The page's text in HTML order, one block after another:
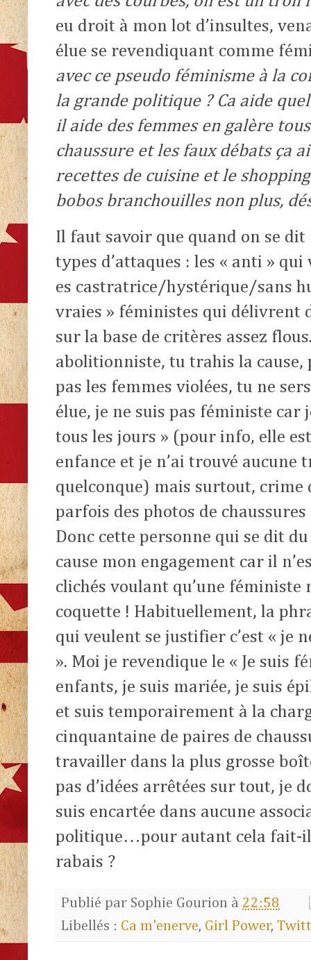
eu droit à mon lot d’insultes,
élue se revendiquant comme
avec ce pseudo féminisme à la
la grande politique ? Ca aide
il aide des femmes en galère
chaussure et les faux débats ça
recettes de cuisine et le
bobos branchouilles non plus,
Il faut savoir que quand on se
types d’attaques : les « anti »
es castratrice/hystérique/sans
vraies » féministes qui délivrent
sur la base de critères assez
abolitionniste, tu trahis la cause,
pas les femmes violées, tu ne
élue, je ne suis pas féministe car
tous les jours » (pour info, elle
enfance et je n’ai trouvé aucune
quelconque) mais surtout, crime
parfois des photos de
Donc cette personne qui se dit
cause mon engagement car il
clichés voulant qu’une féministe
coquette ! Habituellement, la
qui veulent se justifier c’est « je
». Moi je revendique le « Je suis
enfants, je suis mariée, je suis
et suis temporairement à la
cinquantaine de paires de
travailler dans la plus grosse
pas d’idées arrêtées sur tout, je
suis encartée dans aucune
politique…pour autant cela fait-
rabais ?
Publié par Sophie Gourion à 22:58
Libellés : Ca m'enerve, Girl Power,